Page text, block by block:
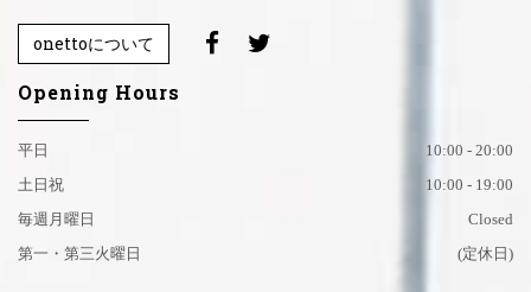
onettoについて
Opening Hours
平日
10:00 - 20:00
土日祝
10:00 - 19:00
毎週月曜日
Closed
第一・第三火曜日
(定休日)